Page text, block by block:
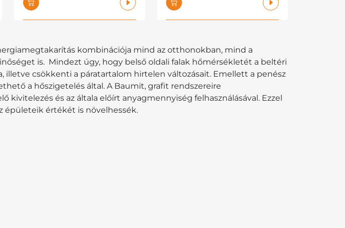
kombinációja mind az otthonokban, mind a
is. Mindezt úgy, hogy belső oldali falak hőmérsékletét a beltéri
illetve csökkenti a páratartalom hirtelen változásait. Emellett a penész
a hőszigetelés által. A Baumit, grafit rendszereire
kivitelezés és az általa előírt anyagmennyiség felhasználásával. Ezzel
épületeik értékét is növelhessék.